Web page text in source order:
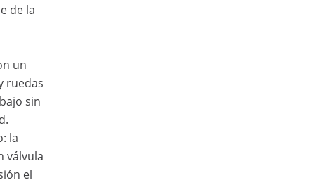
de la
un
ruedas
sin
la
válvula
el